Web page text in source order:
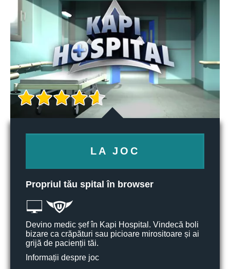
LA JOC
Propriul tău spital în browser
Devino medic șef în Kapi Hospital. Vindecă boli
bizare ca crăpături sau picioare mirositoare și ai
grijă de pacienții tăi.
Informații despre joc